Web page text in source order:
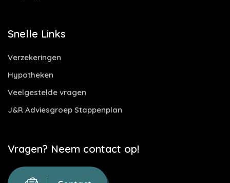
Snelle Links
Verzekeringen
Hypotheken
Veelgestelde vragen
J&R Adviesgroep Stappenplan
Vragen? Neem contact op!